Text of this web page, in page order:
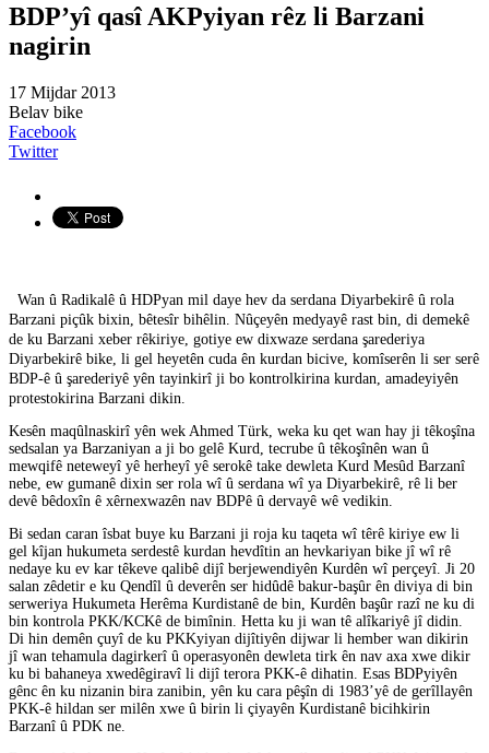
BDP’yî qasî AKPyiyan rêz li Barzani
nagirin
17 Mijdar 2013
Belav bike
Facebook
Twitter
Wan û Radikalê û HDPyan mil daye hev da serdana Diyarbekirê û rola
Barzani piçûk bixin, bêtesîr bihêlin. Nûçeyên medyayê rast bin, di demekê
de ku Barzani xeber rêkiriye, gotiye ew dixwaze serdana şarederiya
Diyarbekirê bike, li gel heyetên cuda ên kurdan bicive, komîserên li ser serê
BDP-ê û şarederiyê yên tayinkirî ji bo kontrolkirina kurdan, amadeyiyên
protestokirina Barzani dikin.
Kesên maqûlnaskirî yên wek Ahmed Türk, weka ku qet wan hay ji têkoşîna
sedsalan ya Barzaniyan a ji bo gelê Kurd, tecrube û têkoşînên wan û
mewqifê neteweyî yê herheyî yê serokê take dewleta Kurd Mesûd Barzanî
nebe, ew gumanê dixin ser rola wî û serdana wî ya Diyarbekirê, rê li ber
devê bêdoxîn ê xêrnexwazên nav BDPê û dervayê wê vedikin.
Bi sedan caran îsbat buye ku Barzani ji roja ku taqeta wî têrê kiriye ew li
gel kîjan hukumeta serdestê kurdan hevdîtin an hevkariyan bike jî wî rê
nedaye ku ev kar têkeve qalibê dijî berjewendiyên Kurdên wî perçeyî. Ji 20
salan zêdetir e ku Qendîl û deverên ser hidûdê bakur-başûr ên diviya di bin
serweriya Hukumeta Herêma Kurdistanê de bin, Kurdên başûr razî ne ku di
bin kontrola PKK/KCKê de bimînin. Hetta ku ji wan tê alîkariyê jî didin.
Di hin demên çuyî de ku PKKyiyan dijîtiyên dijwar li hember wan dikirin
jî wan tehamula dagirkerî û operasyonên dewleta tirk ên nav axa xwe dikir
ku bi bahaneya xwedêgiravî li dijî terora PKK-ê dihatin. Esas BDPyiyên
gênc ên ku nizanin bira zanibin, yên ku cara pêşîn di 1983’yê de gerîllayên
PKK-ê hildan ser milên xwe û birin li çiyayên Kurdistanê bicihkirin
Barzanî û PDK ne.